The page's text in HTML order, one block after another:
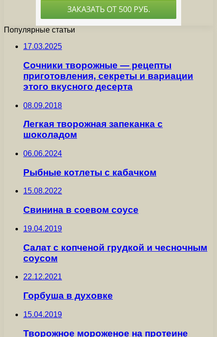
Популярные статьи
17.03.2025
Сочники творожные — рецепты
приготовления, секреты и вариации
этого вкусного десерта
08.09.2018
Легкая творожная запеканка с
шоколадом
06.06.2024
Рыбные котлеты с кабачком
15.08.2022
Свинина в соевом соусе
19.04.2019
Салат с копченой грудкой и чесночным
соусом
22.12.2021
Горбуша в духовке
15.04.2019
Творожное мороженое на протеине